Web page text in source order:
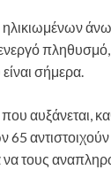
ηλικιωμένων
σήμερα.
αυξάνεται,
αντιστοιχούν
να τους